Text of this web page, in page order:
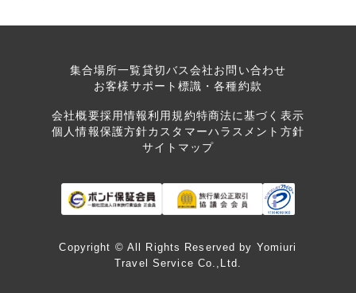
集合場所一覧貸切バス会社お問い合わせ
お客様サポート 標識・各種約款
会社概要採用情報利用規約特商法に基づく表示
個人情報保護方針カスタマーハラスメント方針
サイトマップ
Copyright © All Rights Reserved by Yomiuri
Travel Service Co.,Ltd.